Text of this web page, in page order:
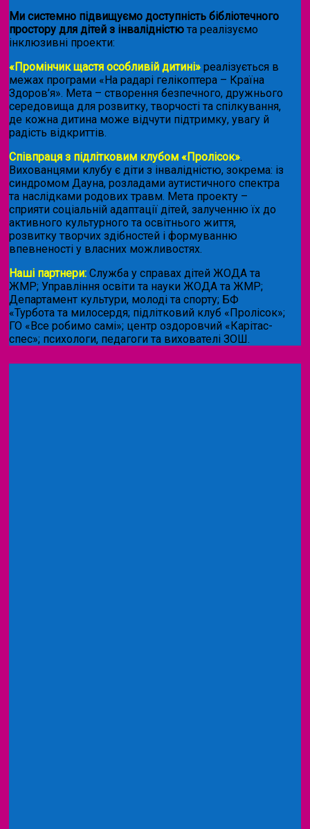
Ми системно підвищуємо доступність бібліотечного
простору для дітей з інвалідністю та реалізуємо
інклюзивні проекти:
«Промінчик щастя особливій дитині» реалізується в
межах програми «На радарі гелікоптера – Країна
Здоров’я». Мета – створення безпечного, дружнього
середовища для розвитку, творчості та спілкування,
де кожна дитина може відчути підтримку, увагу й
радість відкриттів.
Співпраця з підлітковим клубом «Пролісок».
Вихованцями клубу є діти з інвалідністю, зокрема: із
синдромом Дауна, розладами аутистичного спектра
та наслідками родових травм. Мета проекту –
сприяти соціальній адаптації дітей, залученню їх до
активного культурного та освітнього життя,
розвитку творчих здібностей і формуванню
впевненості у власних можливостях.
Наші партнери: Служба у справах дітей ЖОДА та
ЖМР; Управління освіти та науки ЖОДА та ЖМР;
Департамент культури, молоді та спорту; БФ
«Турбота та милосердя; підлітковий клуб «Пролісок»;
ГО «Все робимо самі»; центр оздоровчий «Карітас-
спес»; психологи, педагоги та вихователі ЗОШ.